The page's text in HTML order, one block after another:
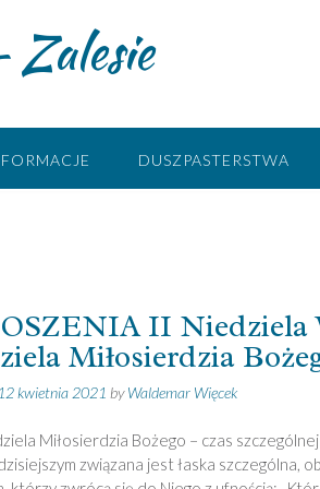
Zalesie
DUSZPASTERSTWA
II Niedziela
Miłosierdzia
12 kwietnia 2021 byWaldemar Więcek
Miłosierdzia Bożego – czas
związana jest łaska szczególna,